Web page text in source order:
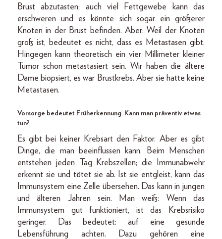
Brust abzutasten; auch viel Fettgewebe kann das
erschweren und es könnte sich sogar ein größerer
Knoten in der Brust befinden. Aber: Weil der Knoten
groß ist, bedeutet es nicht, dass es Metastasen gibt.
Hingegen kann theoretisch ein vier Millimeter kleiner
Tumor schon metastasiert sein. Wir haben die ältere
Dame biopsiert, es war Brustkrebs. Aber sie hatte keine
Metastasen.
Vorsorge bedeutet Früherkennung. Kann man präventiv etwas
tun?
Es gibt bei keiner Krebsart den Faktor. Aber es gibt
Dinge, die man beeinflussen kann. Beim Menschen
entstehen jeden Tag Krebszellen; die Immunabwehr
erkennt sie und tötet sie ab. Ist sie entgleist, kann das
Immunsystem eine Zelle übersehen. Das kann in jungen
und älteren Jahren sein. Man weiß: Wenn das
Immunsystem gut funktioniert, ist das Krebsrisiko
geringer. Das bedeutet: auf eine gesunde
Lebensführung achten. Dazu gehören eine